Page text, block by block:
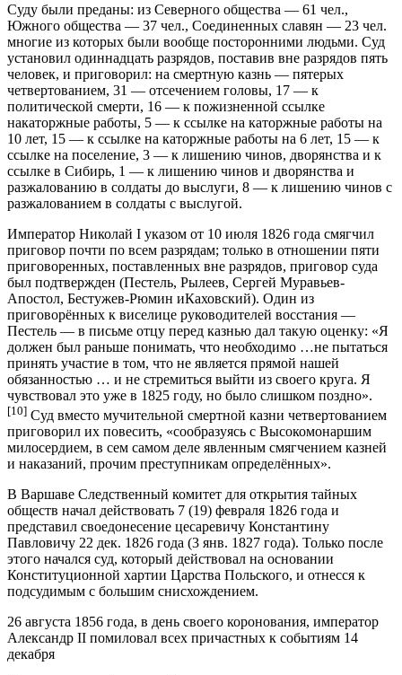
Суду были преданы: из Северного общества — 61 чел.,
Южного общества — 37 чел., Соединенных славян — 23 чел.
многие из которых были вообще посторонними людьми. Суд
установил одиннадцать разрядов, поставив вне разрядов пять
человек, и приговорил: на смертную казнь — пятерых
четвертованием, 31 — отсечением головы, 17 — к
политической смерти, 16 — к пожизненной ссылке
накаторжные работы, 5 — к ссылке на каторжные работы на
10 лет, 15 — к ссылке на каторжные работы на 6 лет, 15 — к
ссылке на поселение, 3 — к лишению чинов, дворянства и к
ссылке в Сибирь, 1 — к лишению чинов и дворянства и
разжалованию в солдаты до выслуги, 8 — к лишению чинов с
разжалованием в солдаты с выслугой.
Император Николай I указом от 10 июля 1826 года смягчил
приговор почти по всем разрядам; только в отношении пяти
приговоренных, поставленных вне разрядов, приговор суда
был подтвержден (Пестель, Рылеев, Сергей Муравьев-
Апостол, Бестужев-Рюмин иКаховский). Один из
приговорённых к виселице руководителей восстания —
Пестель — в письме отцу перед казнью дал такую оценку: «Я
должен был раньше понимать, что необходимо …не пытаться
принять участие в том, что не является прямой нашей
обязанностью … и не стремиться выйти из своего круга. Я
чувствовал это уже в 1825 году, но было слишком поздно».
[10] Суд вместо мучительной смертной казни четвертованием
приговорил их повесить, «сообразуясь с Высокомонаршим
милосердием, в сем самом деле явленным смягчением казней
и наказаний, прочим преступникам определённых».
В Варшаве Следственный комитет для открытия тайных
обществ начал действовать 7 (19) февраля 1826 года и
представил своедонесение цесаревичу Константину
Павловичу 22 дек. 1826 года (3 янв. 1827 года). Только после
этого начался суд, который действовал на основании
Конституционной хартии Царства Польского, и отнесся к
подсудимым с большим снисхождением.
26 августа 1856 года, в день своего коронования, император
Александр II помиловал всех причастных к событиям 14
декабря